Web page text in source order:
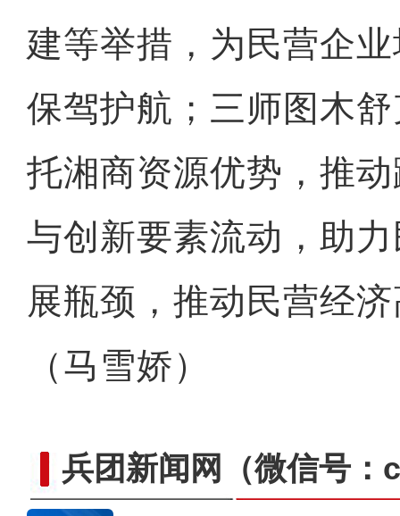
建等举措，为民营企
保驾护航；三师图木
托湘商资源优势，推
与创新要素流动，助
展瓶颈，推动民营经
（马雪娇）
兵团新闻网 （微信号